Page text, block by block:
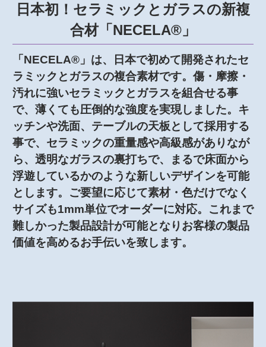
日本初！セラミックとガラスの新複
合材「NECELA®」
「NECELA®」は、日本で初めて開発されたセ
ラミックとガラスの複合素材です。傷・摩擦・
汚れに強いセラミックとガラスを組合せる事
で、薄くても圧倒的な強度を実現しました。キ
ッチンや洗面、テーブルの天板として採用する
事で、セラミックの重量感や高級感がありなが
ら、透明なガラスの裏打ちで、まるで床面から
浮遊しているかのような新しいデザインを可能
とします。ご要望に応じて素材・色だけでなく
サイズも1mm単位でオーダーに対応。これまで
難しかった製品設計が可能となりお客様の製品
価値を高めるお手伝いを致します。